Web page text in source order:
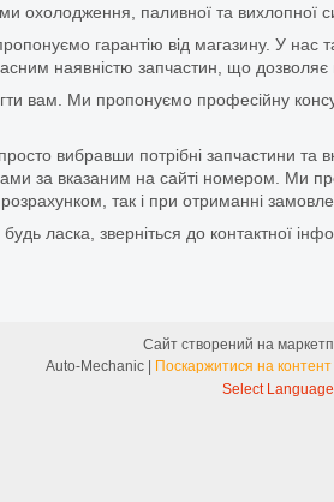
охолодження, паливної та вихлопної
гарантію від магазину. У
наявністю запчастин, що дозволяє
вам. Ми пропонуємо професійну
вибравши потрібні запчастини та
за вказаним на сайті номером. Ми
так і при отриманні
ласка, зверніться до контактної
Сайт створений на
Поскаржитися на контент
Select Language